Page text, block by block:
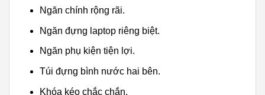
Ngăn chính rộng rãi.
Ngăn đựng laptop riêng biệt.
Ngăn phụ kiện tiện lợi.
Túi đựng bình nước hai bên.
Khóa kéo chắc chắn.